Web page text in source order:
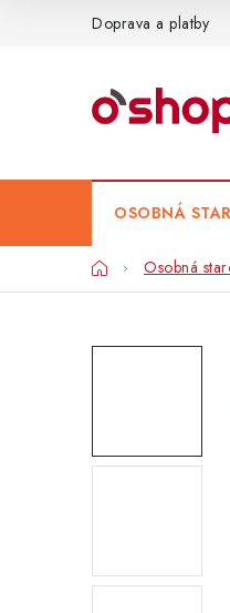
Doprava a platby
OSOBNÁ
DomovOsobná